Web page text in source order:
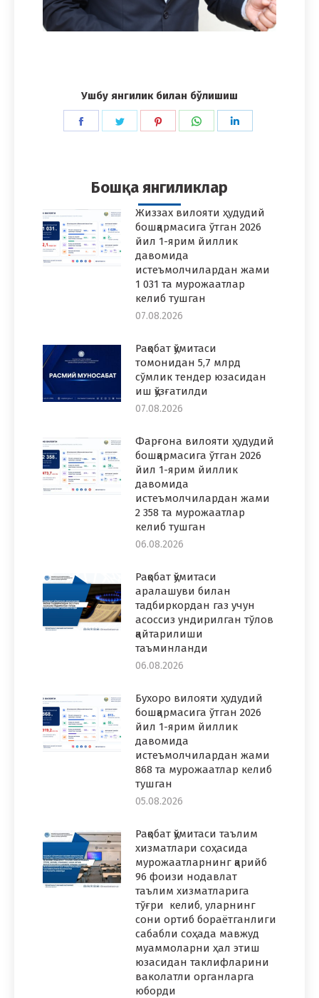
Ушбу янгилик билан бўлишиш
Share
Share
Share
Share
Бошқа янгиликлар
Жиззах вилояти ҳудудий
бошқармасига ўтган 2026
йил 1-ярим йиллик
давомида
истеъмолчилардан жами
1 031 та мурожаатлар
келиб тушган
07.08.2026
Рақобат қўмитаси
томонидан 5,7 млрд
сўмлик тендер юзасидан
иш қўзғатилди
07.08.2026
Фарғона вилояти ҳудудий
бошқармасига ўтган 2026
йил 1-ярим йиллик
давомида
истеъмолчилардан жами
2 358 та мурожаатлар
келиб тушган
06.08.2026
Рақобат қўмитаси
аралашуви билан
тадбиркордан газ учун
асоссиз ундирилган тўлов
қайтарилиши
таъминланди
06.08.2026
Бухоро вилояти ҳудудий
бошқармасига ўтган 2026
йил 1-ярим йиллик
давомида
истеъмолчилардан жами
868 та мурожаатлар келиб
тушган
05.08.2026
Рақобат қўмитаси таълим
хизматлари соҳасида
мурожаатларнинг қарийб
96 фоизи нодавлат
таълим хизматларига
тўғри келиб, уларнинг
сони ортиб бораётганлиги
сабабли соҳада мавжуд
муаммоларни ҳал этиш
юзасидан таклифларини
ваколатли органларга
юборди